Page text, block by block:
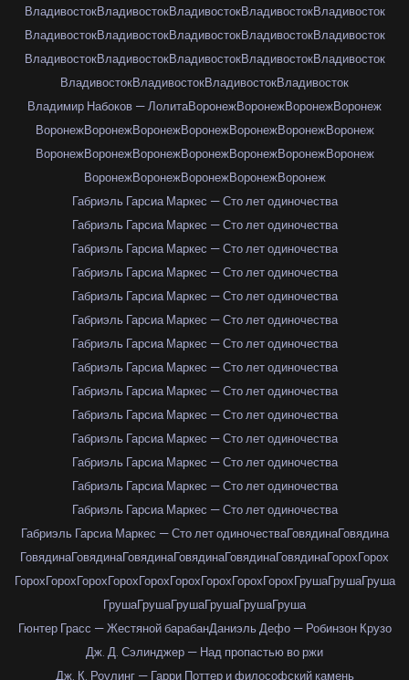
ВладивостокВладивостокВладивостокВладивостокВладивосток
ВладивостокВладивостокВладивостокВладивостокВладивосток
ВладивостокВладивостокВладивостокВладивостокВладивосток
ВладивостокВладивостокВладивостокВладивосток
Владимир Набоков — ЛолитаВоронежВоронежВоронежВоронеж
ВоронежВоронежВоронежВоронежВоронежВоронежВоронеж
ВоронежВоронежВоронежВоронежВоронежВоронежВоронеж
ВоронежВоронежВоронежВоронежВоронеж
Габриэль Гарсиа Маркес — Сто лет одиночества
Габриэль Гарсиа Маркес — Сто лет одиночества
Габриэль Гарсиа Маркес — Сто лет одиночества
Габриэль Гарсиа Маркес — Сто лет одиночества
Габриэль Гарсиа Маркес — Сто лет одиночества
Габриэль Гарсиа Маркес — Сто лет одиночества
Габриэль Гарсиа Маркес — Сто лет одиночества
Габриэль Гарсиа Маркес — Сто лет одиночества
Габриэль Гарсиа Маркес — Сто лет одиночества
Габриэль Гарсиа Маркес — Сто лет одиночества
Габриэль Гарсиа Маркес — Сто лет одиночества
Габриэль Гарсиа Маркес — Сто лет одиночества
Габриэль Гарсиа Маркес — Сто лет одиночества
Габриэль Гарсиа Маркес — Сто лет одиночества
Габриэль Гарсиа Маркес — Сто лет одиночестваГовядинаГовядина
ГовядинаГовядинаГовядинаГовядинаГовядинаГовядинаГорохГорох
ГорохГорохГорохГорохГорохГорохГорохГорохГорохГрушаГрушаГруша
ГрушаГрушаГрушаГрушаГрушаГруша
Гюнтер Грасс — Жестяной барабанДаниэль Дефо — Робинзон Крузо
Дж. Д. Сэлинджер — Над пропастью во ржи
Дж. К. Роулинг — Гарри Поттер и философский камень